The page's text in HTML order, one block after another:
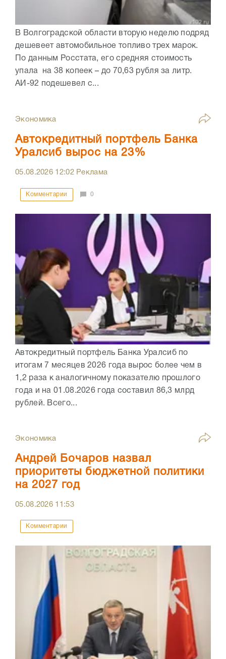
В Волгоградской области вторую неделю подряд
дешевеет автомобильное топливо трех марок.
По данным Росстата, его средняя стоимость
упала на 38 копеек – до 70,63 рубля за литр.
АИ-92 подешевел с...
Экономика
Автокредитный портфель Банка
Уралсиб вырос на 23%
05.08.2026 12:02Реклама
Комментарии 0
Автокредитный портфель Банка Уралсиб по
итогам 7 месяцев 2026 года вырос более чем в
1,2 раза к аналогичному показателю прошлого
года и на 01.08.2026 года составил 86,3 млрд
рублей. Всего...
Экономика
Андрей Бочаров назвал
приоритеты бюджетной политики
на 2027 год
05.08.2026 11:53
Комментарии